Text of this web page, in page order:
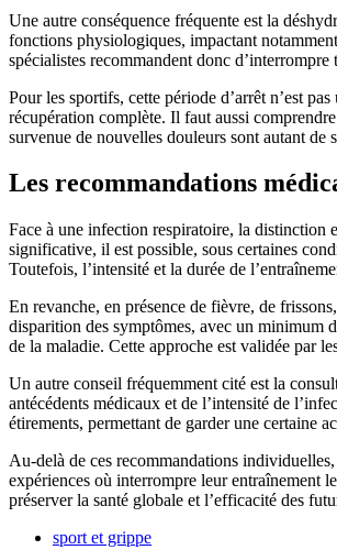
Une autre conséquence fréquente est la
fonctions physiologiques, impactant
spécialistes recommandent donc
Pour les sportifs, cette période d’arrêt n’est
récupération complète. Il faut aussi
survenue de nouvelles douleurs sont autant
Les recommandations
Face à une infection respiratoire, la distinction
significative, il est possible, sous certaines
Toutefois, l’intensité et la durée de
En revanche, en présence de fièvre, de
disparition des symptômes, avec un minimum
de la maladie. Cette approche est validée par
Un autre conseil fréquemment cité est la
antécédents médicaux et de l’intensité de
étirements, permettant de garder une certaine
Au-delà de ces recommandations
expériences où interrompre leur entraînement
préserver la santé globale et l’efficacité des
sport et grippe